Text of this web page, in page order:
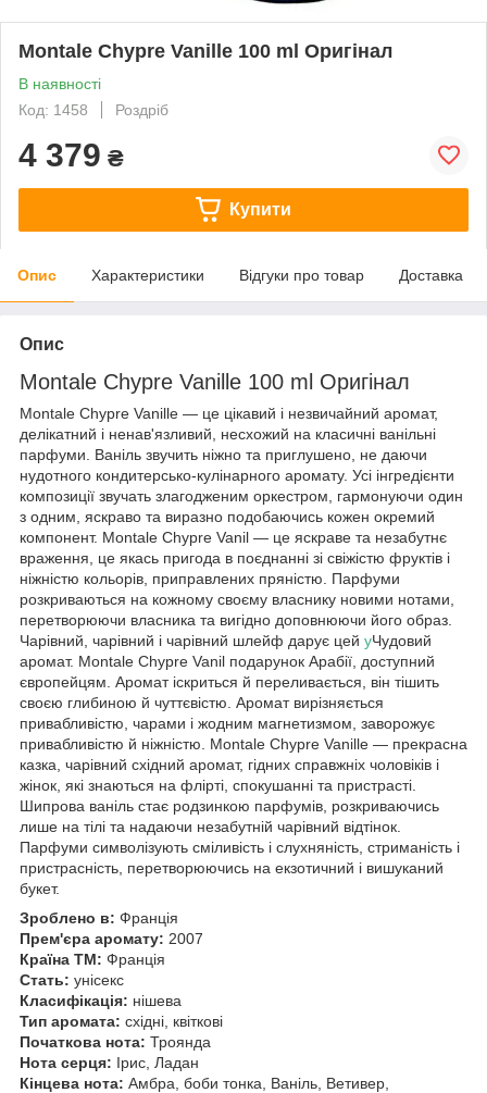
Montale Chypre Vanille 100 ml Оригінал
В наявності
Код: 1458
Роздріб
4 379 ₴
Купити
Опис Характеристики Відгуки про товар Доставка
Опис
Montale Chypre Vanille 100 ml Оригінал
Montale Chypre Vanille — це цікавий і незвичайний аромат,
делікатний і ненав'язливий, несхожий на класичні ванільні
парфуми. Ваніль звучить ніжно та приглушено, не даючи
нудотного кондитерсько-кулінарного аромату. Усі інгредієнти
композиції звучать злагодженим оркестром, гармонуючи один
з одним, яскраво та виразно подобаючись кожен окремий
компонент. Montale Chypre Vanil — це яскраве та незабутнє
враження, це якась пригода в поєднанні зі свіжістю фруктів і
ніжністю кольорів, приправлених пряністю. Парфуми
розкриваються на кожному своєму власнику новими нотами,
перетворюючи власника та вигідно доповнюючи його образ.
Чарівний, чарівний і чарівний шлейф дарує цей уЧудовий
аромат. Montale Chypre Vanil подарунок Арабії, доступний
європейцям. Аромат іскриться й переливається, він тішить
своєю глибиною й чуттєвістю. Аромат вирізняється
привабливістю, чарами і жодним магнетизмом, заворожує
привабливістю й ніжністю. Montale Chypre Vanille — прекрасна
казка, чарівний східний аромат, гідних справжніх чоловіків і
жінок, які знаються на флірті, спокушанні та пристрасті.
Шипрова ваніль стає родзинкою парфумів, розкриваючись
лише на тілі та надаючи незабутній чарівний відтінок.
Парфуми символізують сміливість і слухняність, стриманість і
пристрасність, перетворюючись на екзотичний і вишуканий
букет.
Зроблено в: Франція
Прем'єра аромату: 2007
Країна ТМ: Франція
Стать: унісекс
Класифікація: нішева
Тип аромата: східні, квіткові
Початкова нота: Троянда
Нота серця: Ірис, Ладан
Кінцева нота: Амбра, боби тонка, Ваніль, Ветивер,